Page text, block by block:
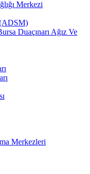
Merkezi
(ADSM)
Duaçınarı Ağız Ve
Merkezleri